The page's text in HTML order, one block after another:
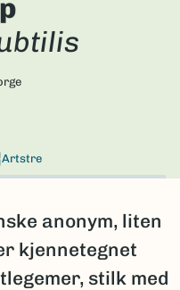
Artstre
anonym, liten
kjennetegnet
stilk med